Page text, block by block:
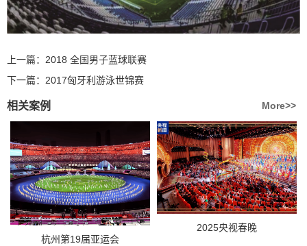
上一篇： 2018 全国男子蓝球联赛
下一篇： 2017匈牙利游泳世锦赛
相关案例 More>>
杭州第19届亚运会
2025央视春晚